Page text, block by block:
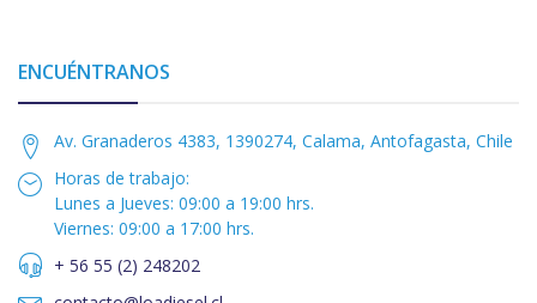
ENCUÉNTRANOS
Av. Granaderos 4383, 1390274, Calama, Antofagasta, Chile
Horas de trabajo:
Lunes a Jueves: 09:00 a 19:00 hrs.
Viernes: 09:00 a 17:00 hrs.
+ 56 55 (2) 248202